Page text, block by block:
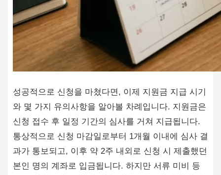
성공적으로 신청을 마쳤다면, 이제 지원금 지급 시기
와 몇 가지 유의사항을 알아볼 차례입니다. 지원금은
신청 접수 후 일정 기간의 심사를 거쳐 지급됩니다.
통상적으로 신청 마감일로부터 1개월 이내에 심사 결
과가 통보되고, 이후 약 2주 내외로 신청 시 제출했던
본인 명의 계좌로 입금됩니다. 하지만 서류 미비 등